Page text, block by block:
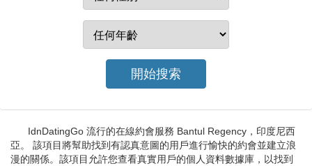
IdnDatingGo 流行的在線約會服務 Bantul Regency，印度尼西
亞。 該項目將幫助找到有認真意圖的用戶進行愉快的約會並建立浪
漫的關係。該項目允許您查看真實用戶的個人資料數據庫，以找到